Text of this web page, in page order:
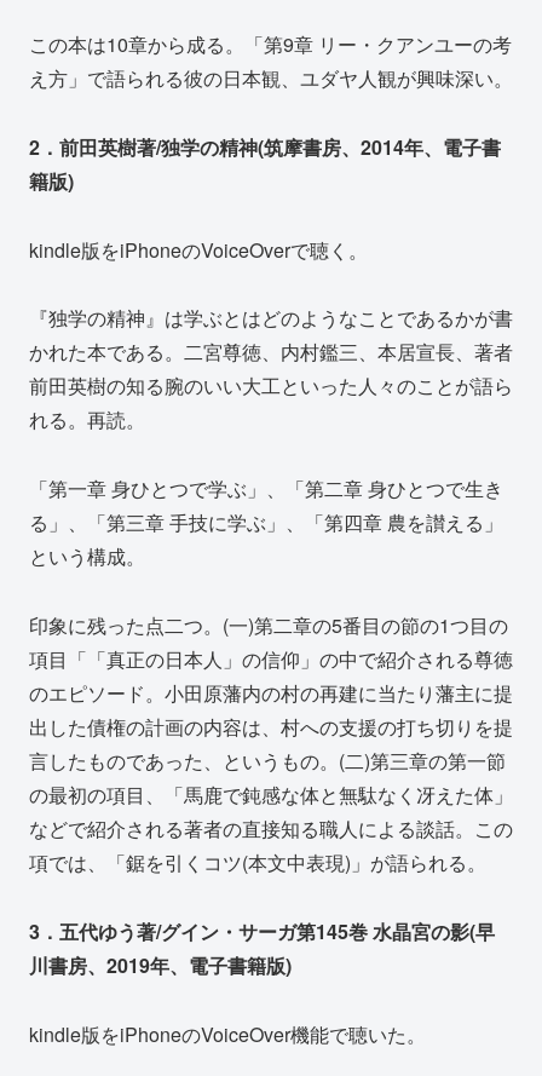
この本は10章から成る。「第9章 リー・クアンユーの考
え方」で語られる彼の日本観、ユダヤ人観が興味深い。
2．前田英樹著/独学の精神(筑摩書房、2014年、電子書
籍版)
kindle版をiPhoneのVoiceOverで聴く。
『独学の精神』は学ぶとはどのようなことであるかが書
かれた本である。二宮尊徳、内村鑑三、本居宣長、著者
前田英樹の知る腕のいい大工といった人々のことが語ら
れる。再読。
「第一章 身ひとつで学ぶ」、「第二章 身ひとつで生き
る」、「第三章 手技に学ぶ」、「第四章 農を讃える」
という構成。
印象に残った点二つ。(一)第二章の5番目の節の1つ目の
項目「「真正の日本人」の信仰」の中で紹介される尊徳
のエピソード。小田原藩内の村の再建に当たり藩主に提
出した債権の計画の内容は、村への支援の打ち切りを提
言したものであった、というもの。(二)第三章の第一節
の最初の項目、「馬鹿で鈍感な体と無駄なく冴えた体」
などで紹介される著者の直接知る職人による談話。この
項では、「鋸を引くコツ(本文中表現)」が語られる。
3．五代ゆう著/グイン・サーガ第145巻 水晶宮の影(早
川書房、2019年、電子書籍版)
kindle版をiPhoneのVoiceOver機能で聴いた。